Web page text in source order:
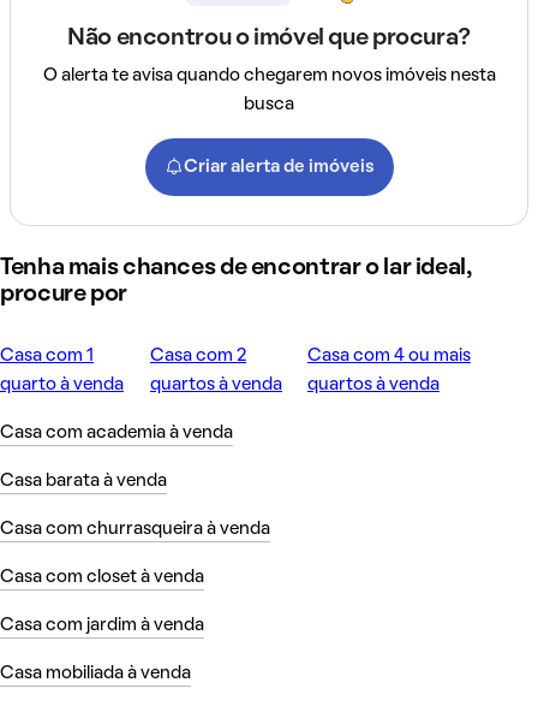
Não encontrou o imóvel que procura?
O alerta te avisa quando chegarem novos imóveis nesta
busca
Criar alerta de imóveis
Tenha mais chances de encontrar o lar ideal,
procure por
Casa com 1
quarto à venda
Casa com 2
quartos à venda
Casa com 4 ou mais
quartos à venda
Casa com academia à venda
Casa barata à venda
Casa com churrasqueira à venda
Casa com closet à venda
Casa com jardim à venda
Casa mobiliada à venda